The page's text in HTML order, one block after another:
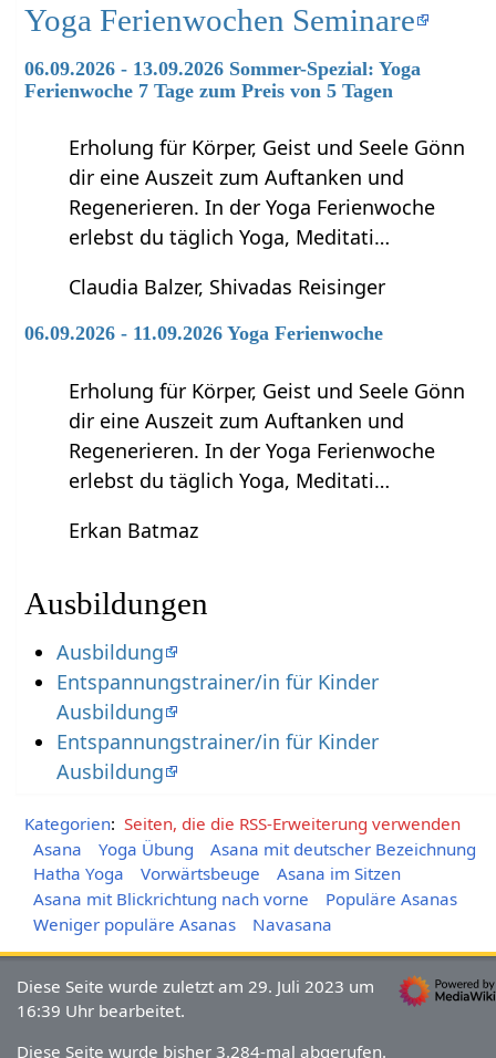
Yoga Ferienwochen Seminare
06.09.2026 - 13.09.2026 Sommer-Spezial: Yoga
Ferienwoche 7 Tage zum Preis von 5 Tagen
Erholung für Körper, Geist und Seele Gönn
dir eine Auszeit zum Auftanken und
Regenerieren. In der Yoga Ferienwoche
erlebst du täglich Yoga, Meditati…
Claudia Balzer, Shivadas Reisinger
06.09.2026 - 11.09.2026 Yoga Ferienwoche
Erholung für Körper, Geist und Seele Gönn
dir eine Auszeit zum Auftanken und
Regenerieren. In der Yoga Ferienwoche
erlebst du täglich Yoga, Meditati…
Erkan Batmaz
Ausbildungen
Ausbildung
Entspannungstrainer/in für Kinder
Ausbildung
Entspannungstrainer/in für Kinder
Ausbildung
Kategorien: Seiten, die die RSS-Erweiterung verwenden
Asana
Yoga Übung
Asana mit deutscher Bezeichnung
Hatha Yoga
Vorwärtsbeuge
Asana im Sitzen
Asana mit Blickrichtung nach vorne
Populäre Asanas
Weniger populäre Asanas
Navasana
Diese Seite wurde zuletzt am 29. Juli 2023 um
16:39 Uhr bearbeitet.
Diese Seite wurde bisher 3.284-mal abgerufen.